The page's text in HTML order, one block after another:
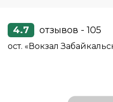
4.7 отзывов - 105
ост. «Вокзал